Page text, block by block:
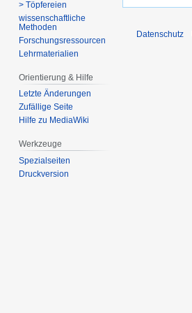
> Töpfereien
wissenschaftliche
Methoden
Forschungsressourcen
Lehrmaterialien
Orientierung & Hilfe
Letzte Änderungen
Zufällige Seite
Hilfe zu MediaWiki
Werkzeuge
Spezialseiten
Druckversion
Datenschutz